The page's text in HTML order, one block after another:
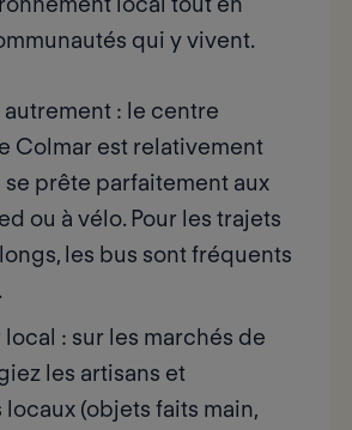
qui y vivent.
: le centre
Colmar est relativement
se prête parfaitement aux
ou à vélo. Pour les trajets
les bus sont fréquents
local : sur les marchés de
les artisans et
(objets faits main,